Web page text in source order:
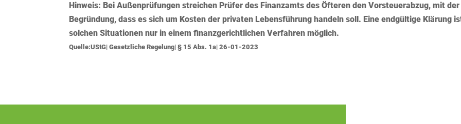
Hinweis: Bei Außenprüfungen streichen Prüfer des Finanzamts des Öfteren den Vorsteuerabzug, mit der
Begründung, dass es sich um Kosten der privaten Lebensführung handeln soll. Eine endgültige Klärung
solchen Situationen nur in einem finanzgerichtlichen Verfahren möglich.
Quelle:UStG| Gesetzliche Regelung| § 15 Abs. 1a| 26-01-2023